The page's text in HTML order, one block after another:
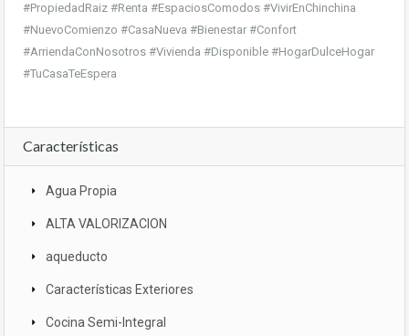
#PropiedadRaiz #Renta #EspaciosComodos #VivirEnChinchina
#NuevoComienzo #CasaNueva #Bienestar #Confort
#ArriendaConNosotros #Vivienda #Disponible #HogarDulceHogar
#TuCasaTeEspera
Características
Agua Propia
ALTA VALORIZACION
aqueducto
Características Exteriores
Cocina Semi-Integral